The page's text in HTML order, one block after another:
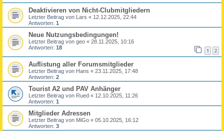
Deaktivieren von Nicht-Clubmitgliedern
Letzter Beitrag von Lars « 12.12.2025, 22:44
Antworten: 1
Neue Nutzungsbedingungen!
Letzter Beitrag von geo « 28.11.2025, 10:16
Antworten: 18 1 2
Auflistung aller Forumsmitglieder
Letzter Beitrag von Hans « 23.11.2025, 17:48
Antworten: 2
Tourist A2 und PAV Anhänger
Letzter Beitrag von Rued « 12.10.2025, 11:26
Antworten: 1
Mitglieder Adressen
Letzter Beitrag von MiGo « 05.10.2025, 16:12
Antworten: 3